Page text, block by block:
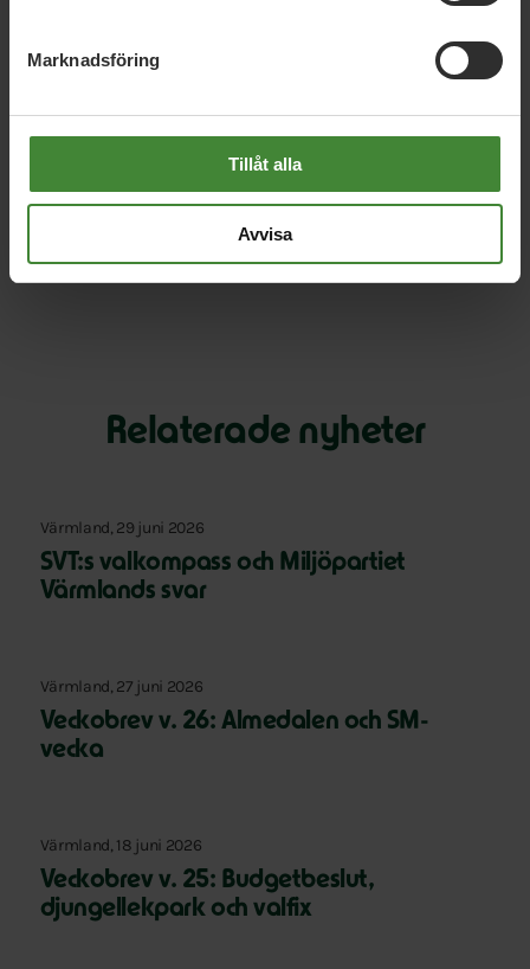
Marknadsföring
Tillåt alla
Avvisa
and population growth, our own planet is increasingly
precarious.”
(Publicerad i Värmlands folkblad 14 april 2020)
Relaterade nyheter
Värmland, 29 juni 2026
SVT:s valkompass och Miljöpartiet
Värmlands svar
Värmland, 27 juni 2026
Veckobrev v. 26: Almedalen och SM-
vecka
Värmland, 18 juni 2026
Veckobrev v. 25: Budgetbeslut,
djungellekpark och valfix